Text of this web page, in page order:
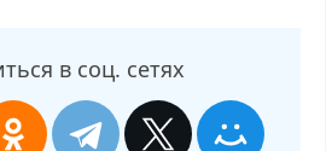
в соц. сетях